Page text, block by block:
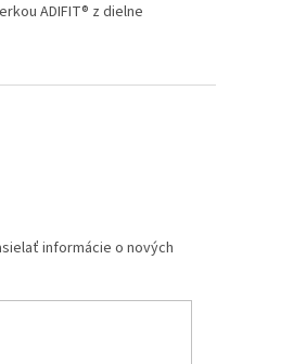
ADIFIT® z dielne
informácie o nových